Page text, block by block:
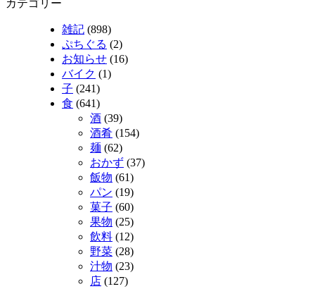
カテゴリー
雑記 (898)
ぷちぐる (2)
お知らせ (16)
バイク (1)
子 (241)
食 (641)
酒 (39)
酒肴 (154)
麺 (62)
おかず (37)
飯物 (61)
パン (19)
菓子 (60)
果物 (25)
飲料 (12)
野菜 (28)
汁物 (23)
店 (127)